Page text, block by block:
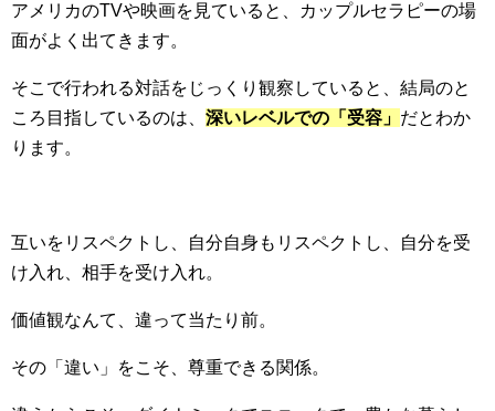
アメリカのTVや映画を見ていると、カップルセラピーの場
面がよく出てきます。
そこで行われる対話をじっくり観察していると、結局のと
ころ目指しているのは、 深いレベルでの「受容」 だとわか
ります。
互いをリスペクトし、自分自身もリスペクトし、自分を受
け入れ、相手を受け入れ。
価値観なんて、違って当たり前。
その「違い」をこそ、尊重できる関係。